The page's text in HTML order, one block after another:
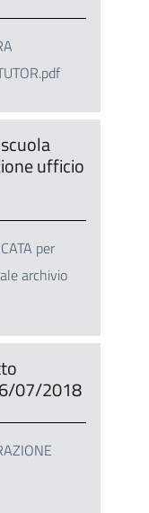
ufficio
per
archivio
07/2018